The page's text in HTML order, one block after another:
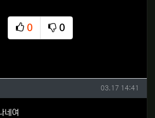
0
추천
0
비추천
글 작성일
03.17 14:41
네여